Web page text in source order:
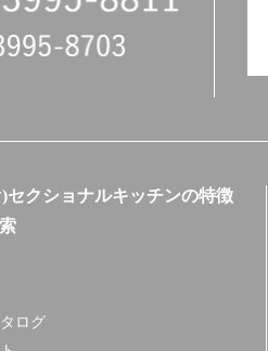
セクショナルキッチンの特徴
ログ